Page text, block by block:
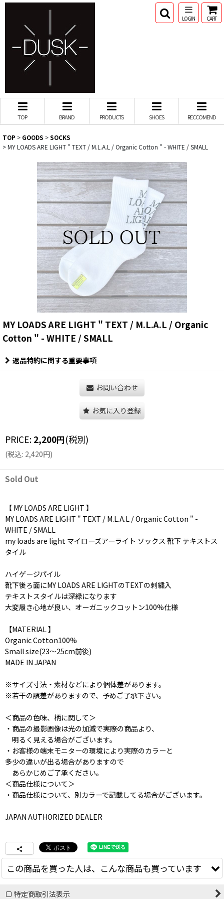
LOGIN CART
TOP BRAND PRODUCTS SHOES RECCOMEND
TOP > GOODS >SOCKS
>MY LOADS ARE LIGHT " TEXT / M.L.A.L / Organic Cotton " - WHITE / SMALL
MY LOADS ARE LIGHT " TEXT / M.L.A.L / Organic
Cotton " - WHITE / SMALL
返品特約に関する重要事項
お問い合わせ
お気に入り登録
PRICE: 2,200円(税別)
(税込: 2,420円)
Sold Out
【 MY LOADS ARE LIGHT 】
MY LOADS ARE LIGHT " TEXT / M.L.A.L / Organic Cotton " -
WHITE / SMALL
my loads are light マイローズアーライト ソックス 靴下 テキストス
タイル
ハイゲージパイル
靴下後ろ面にMY LOADS ARE LIGHTのTEXTの刺繍入
テキストスタイルは深緑になります
大変履き心地が良い、オーガニックコットン100%仕様
【MATERIAL 】
Organic Cotton100%
Small size(23〜25cm前後)
MADE IN JAPAN
※サイズ寸法・素材などにより個体差があります。
※若干の誤差がありますので、予めご了承下さい。
＜商品の色味、柄に関して＞
・商品の撮影画像は光の加減で実際の商品より、
明るく見える場合がございます。
・お客様の端末モニターの環境により実際のカラーと
多少の違いが出る場合がありますので
あらかじめご了承ください。
＜商品仕様について＞
・商品仕様について、別カラーで記載してる場合がございます。
JAPAN AUTHORIZED DEALER
この商品を買った人は、こんな商品も買っています
特定商取引法表示